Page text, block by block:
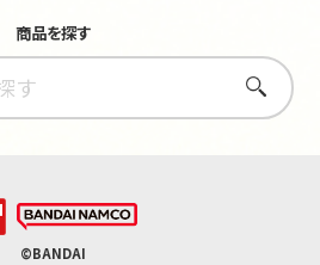
商品を探す
さがす
©BANDAI